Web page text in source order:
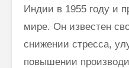
Индии в 1955 году и
мире. Он известен
снижении стресса,
повышении